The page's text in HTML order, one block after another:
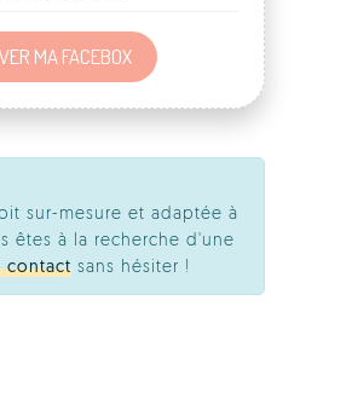
sur-mesure et adaptée à
êtes à la recherche d'une
contact sans hésiter !